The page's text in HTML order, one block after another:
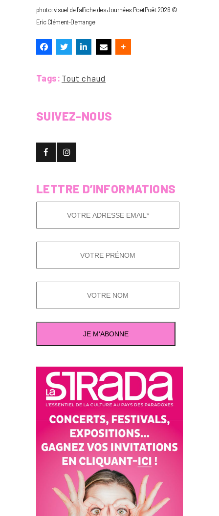
photo: visuel de l’affiche des Journées PoëtPoët 2026 ©
Eric Clément-Demange
Tags: Tout chaud
SUIVEZ-NOUS
LETTRE D’INFORMATIONS